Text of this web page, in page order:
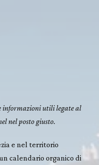
informazioni utili legate al
nel posto giusto.
e nel territorio
calendario organico di